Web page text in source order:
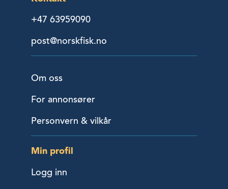
+47 63959090
post@norskfisk.no
Om oss
For annonsører
Personvern & vilkår
Min profil
Logg inn